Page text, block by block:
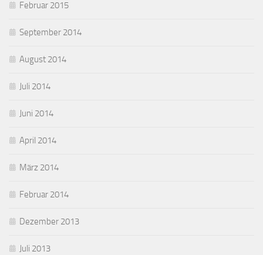
Februar 2015
September 2014
August 2014
Juli 2014
Juni 2014
April 2014
März 2014
Februar 2014
Dezember 2013
Juli 2013